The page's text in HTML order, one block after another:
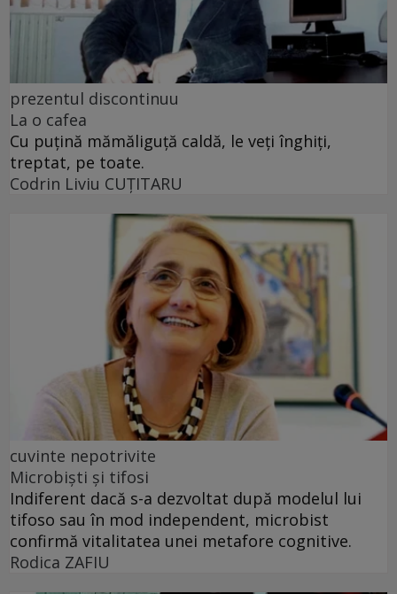
prezentul discontinuu
La o cafea
Cu puţină mămăliguţă caldă, le veţi înghiţi,
treptat, pe toate.
Codrin Liviu CUŢITARU
cuvinte nepotrivite
Microbiști și tifosi
Indiferent dacă s-a dezvoltat după modelul lui
tifoso sau în mod independent, microbist
confirmă vitalitatea unei metafore cognitive.
Rodica ZAFIU